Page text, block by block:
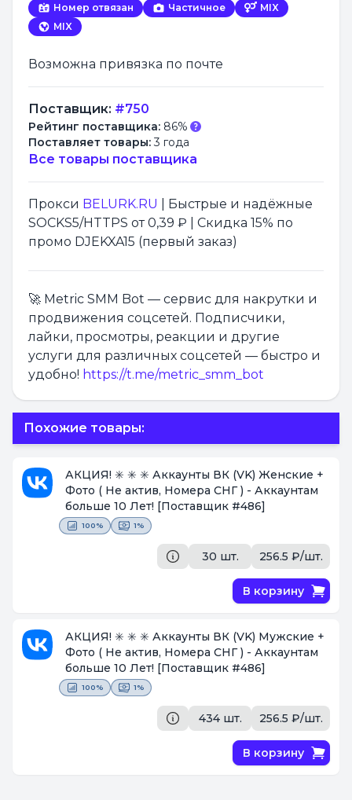
Номер отвязан
Частичное
MIX
MIX
Возможна привязка по почте
Поставщик: #750
Рейтинг поставщика: 86%
Поставляет товары:3 года
Все товары поставщика
Прокси BELURK.RU
| Быстрые и надёжные
SOCKS5/HTTPS от 0,39 ₽ | Скидка 15% по
промо DJEKXA15 (первый заказ)
🚀 Metric SMM Bot — сервис для накрутки и
продвижения соцсетей. Подписчики,
лайки, просмотры, реакции и другие
услуги для различных соцсетей — быстро и
удобно! https://t.me/metric_smm_bot
Похожие товары:
АКЦИЯ! ✳️ ✳️ ✳️ Аккаунты ВК (VK) Женские +
Фото ( Не актив, Номера СНГ ) - Аккаунтам
больше 10 Лет! [Поставщик #486]
100% 1%
30 шт. 256.5 ₽/шт.
В корзину
АКЦИЯ! ✳️ ✳️ ✳️ Аккаунты ВК (VK) Мужские +
Фото ( Не актив, Номера СНГ ) - Аккаунтам
больше 10 Лет! [Поставщик #486]
100% 1%
434 шт. 256.5 ₽/шт.
В корзину